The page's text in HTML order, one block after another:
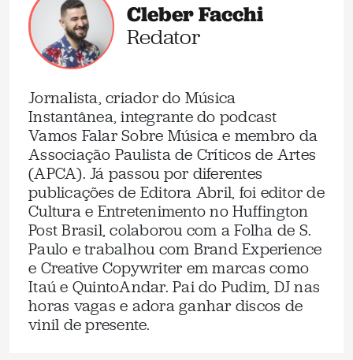
Cleber Facchi
Redator
Jornalista, criador do Música
Instantânea, integrante do podcast
Vamos Falar Sobre Música e membro da
Associação Paulista de Críticos de Artes
(APCA). Já passou por diferentes
publicações de Editora Abril, foi editor de
Cultura e Entretenimento no Huffington
Post Brasil, colaborou com a Folha de S.
Paulo e trabalhou com Brand Experience
e Creative Copywriter em marcas como
Itaú e QuintoAndar. Pai do Pudim, DJ nas
horas vagas e adora ganhar discos de
vinil de presente.